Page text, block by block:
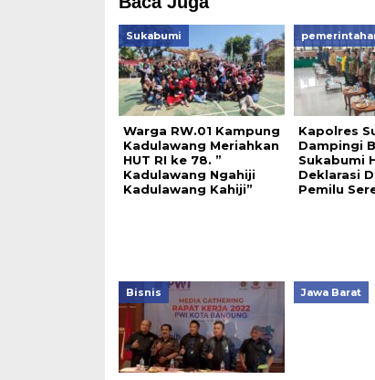
Sukabumi
Warga RW.01 Kampung
Kadulawang Meriahkan
HUT RI ke 78. ”
Kadulawang Ngahiji
Kadulawang Kahiji”
Kapolres
Dampingi
Sukabumi
Deklarasi
Pemilu
Bisnis Jawa Barat